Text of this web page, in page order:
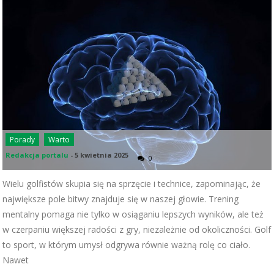
Porady Warto
Redakcja portalu -5 kwietnia 2025 0
Wielu golfistów skupia się na sprzęcie i technice, zapominając, że
największe pole bitwy znajduje się w naszej głowie. Trening
mentalny pomaga nie tylko w osiąganiu lepszych wyników, ale też
w czerpaniu większej radości z gry, niezależnie od okoliczności. Golf
to sport, w którym umysł odgrywa równie ważną rolę co ciało.
Nawet